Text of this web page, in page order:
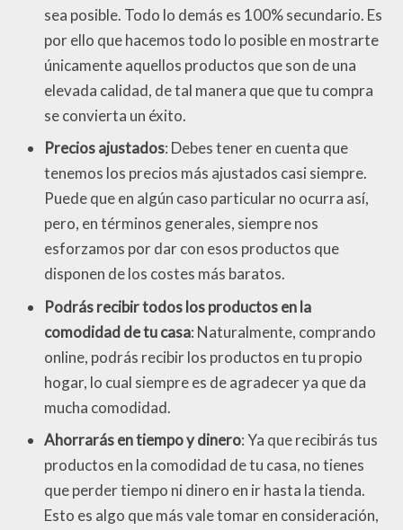
sea posible. Todo lo demás es 100% secundario. Es
por ello que hacemos todo lo posible en mostrarte
únicamente aquellos productos que son de una
elevada calidad, de tal manera que que tu compra
se convierta un éxito.
Precios ajustados: Debes tener en cuenta que
tenemos los precios más ajustados casi siempre.
Puede que en algún caso particular no ocurra así,
pero, en términos generales, siempre nos
esforzamos por dar con esos productos que
disponen de los costes más baratos.
Podrás recibir todos los productos en la
comodidad de tu casa: Naturalmente, comprando
online, podrás recibir los productos en tu propio
hogar, lo cual siempre es de agradecer ya que da
mucha comodidad.
Ahorrarás en tiempo y dinero: Ya que recibirás tus
productos en la comodidad de tu casa, no tienes
que perder tiempo ni dinero en ir hasta la tienda.
Esto es algo que más vale tomar en consideración,